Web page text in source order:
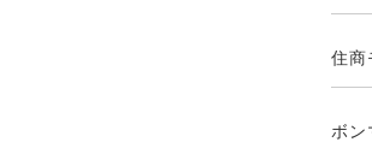
住商
ボン